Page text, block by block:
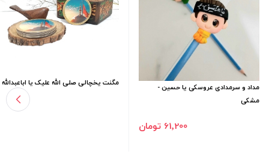
مداد و سرمدادی عروسکی یا حسین -
مشکی
61٬200 تومان
مگنت یخچالی صلی الله علیک یا اباعبدالله